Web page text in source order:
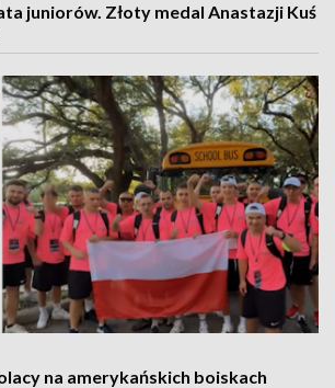
juniorów. Złoty medal Anastazji Kuś
na amerykańskich boiskach